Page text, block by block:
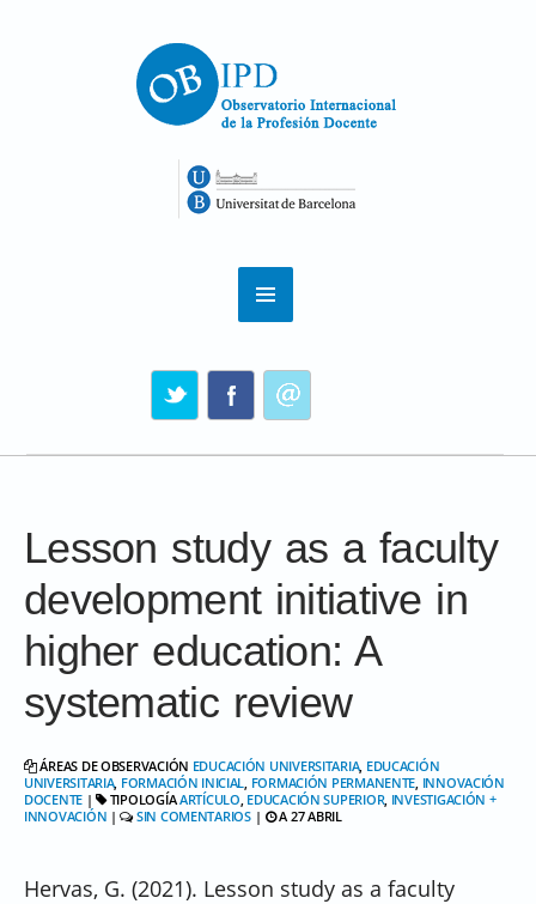
Lesson study as a faculty
development initiative in
higher education: A
systematic review
ÁREAS DE OBSERVACIÓN EDUCACIÓN UNIVERSITARIA, EDUCACIÓN
UNIVERSITARIA, FORMACIÓN INICIAL, FORMACIÓN PERMANENTE, INNOVACIÓN
DOCENTE | TIPOLOGÍAARTÍCULO, EDUCACIÓN SUPERIOR, INVESTIGACIÓN +
INNOVACIÓN | SIN COMENTARIOS| A 27 ABRIL
Hervas, G. (2021). Lesson study as a faculty